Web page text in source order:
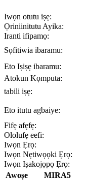
Iwọn otutu iṣẹ:
Ọriniinitutu Ayika:
Iranti ifipamọ:
Sọfitiwia ibaramu:
Eto Iṣiṣẹ ibaramu:
Atokun Kọmputa:
tabili iṣẹ:
Eto itutu agbaiye:
Fifẹ afẹfẹ:
Ololufẹ eefi:
Iwọn Ẹrọ:
Iwọn Nẹtiwọọki Ẹrọ:
Iwọn Iṣakojọpọ Ẹrọ:
Awoṣe
MIRA5